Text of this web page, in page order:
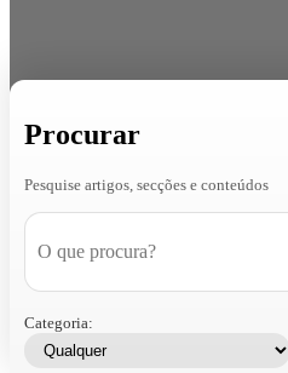
Procurar
Pesquise artigos, secções e conteúdos
Categoria: